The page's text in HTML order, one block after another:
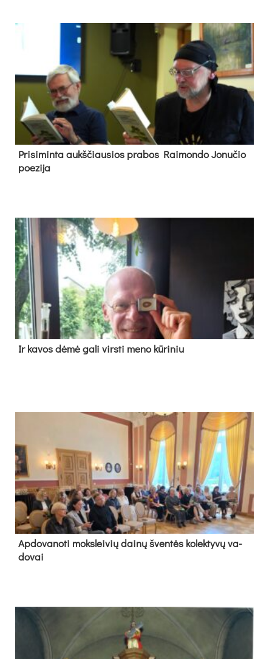
Pri­si­min­ta aukš­čiau­sios pra­bos Rai­mon­do Jo­nu­čio
poe­zi­ja
Ir ka­vos dė­mė ga­li virs­ti me­no kū­ri­niu
Ap­do­va­no­ti moks­lei­vių dai­nų šven­tės ko­lek­ty­vų va­
do­vai